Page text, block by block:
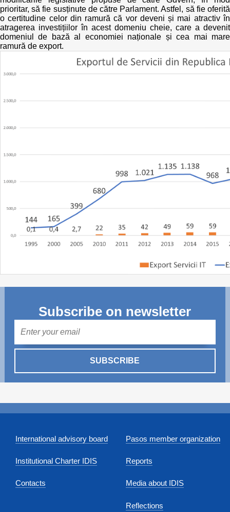
prioritar, să fie susținute de către Parlament. Astfel, să fie oferită
o certitudine celor din ramură că vor deveni și mai atractiv în
atragerea investițiilor în acest domeniu cheie, care a devenit
domeniul de bază al economiei naționale și cea mai mare
ramură de export.
Subscribe on newsletter
SUBSCRIBE
International advisory board
Institutional Charter IDIS
Contacts
Pasos member organization
Reports
Media about IDIS
Reflections